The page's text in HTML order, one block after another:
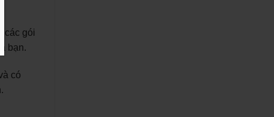
các gói
bạn.
có